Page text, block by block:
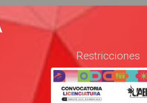
Restricciones